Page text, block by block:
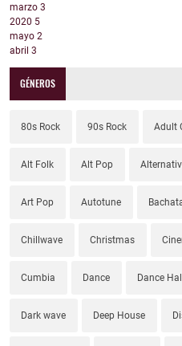
marzo 3
2020 5
mayo 2
abril 3
GÉNEROS
80s Rock 90s Rock Adult
Alt Folk Alt Pop
Art Pop Autotune
Chillwave Christmas
Cumbia Dance Dance
Dark wave Deep House